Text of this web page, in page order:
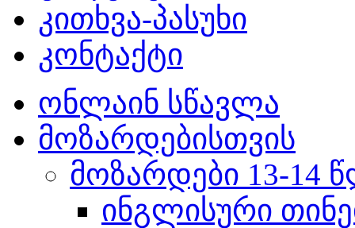
კითხვა-პასუხი
კონტაქტი
ონლაინ სწავლა
მოზარდებისთვის
მოზარდები 13-14
ინგლისური